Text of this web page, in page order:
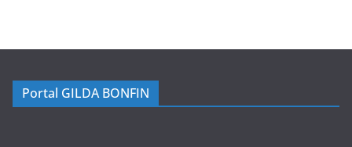
Portal GILDA BONFIN